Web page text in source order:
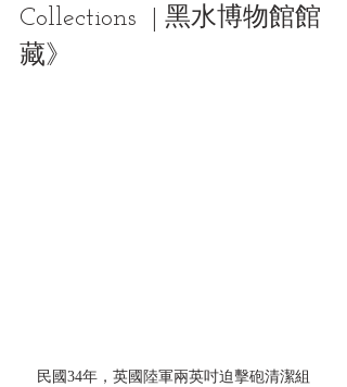
Collections  | 黑水博物館館
藏》
民國34年，英國陸軍兩英吋迫擊砲清潔組